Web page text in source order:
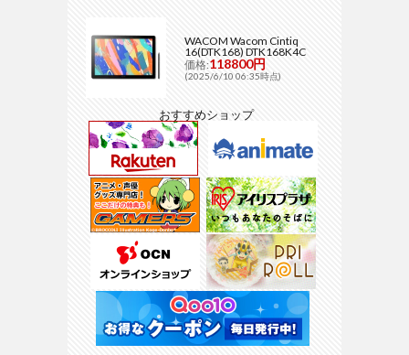
WACOM Wacom Cintiq
16(DTK168) DTK168K4C
価格:118800円
(2025/6/10 06:35時点)
おすすめショップ